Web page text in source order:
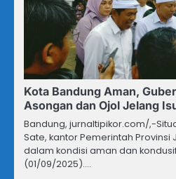
Kota Bandung Aman,
Asongan dan Ojol Jelang
Bandung, jurnaltipikor.com/,-
Sate, kantor Pemerintah
dalam kondisi aman dan
(01/09/2025).…